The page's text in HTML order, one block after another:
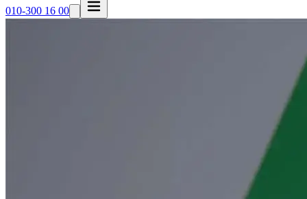
010-300 16 00